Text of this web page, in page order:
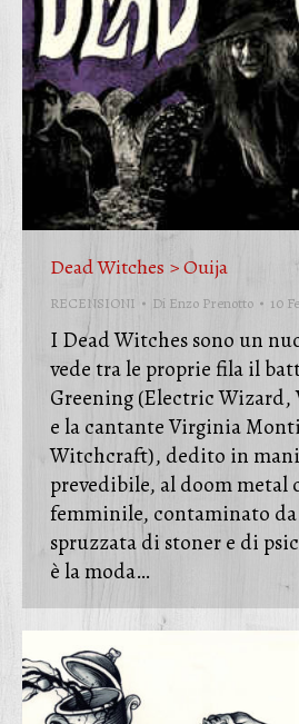
Dead Witches > Ouija
RECENSIONI Di Enzo Prenotto 10
I Dead Witches sono un
vede tra le proprie fila il
Greening (Electric Wizard,
e la cantante Virginia
Witchcraft), dedito in
prevedibile, al doom metal
femminile, contaminato da
spruzzata di stoner e di
è la moda…